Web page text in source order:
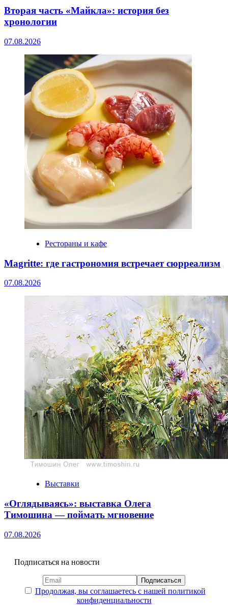
Вторая часть «Майкла»: история без
хронологии
07.08.2026
Рестораны и кафе
Magritte: где гастрономия встречает сюрреализм
07.08.2026
Выставки
«Оглядываясь»: выставка Олега
Тимошина — поймать мгновение
07.08.2026
Подписаться на новости
Продолжая, вы соглашаетесь с нашей политикой
конфиденциальности